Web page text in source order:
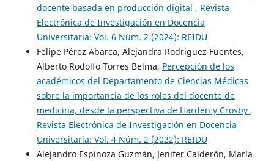
docente basada en producción digital , Revista
Electrónica de Investigación en Docencia
Universitaria: Vol. 6 Núm. 2 (2024): REIDU
Felipe Pérez Abarca, Alejandra Rodriguez Fuentes,
Alberto Rodolfo Torres Belma, Percepción de los
académicos del Departamento de Ciencias Médicas
sobre la importancia de los roles del docente de
medicina, desde la perspectiva de Harden y Crosby ,
Revista Electrónica de Investigación en Docencia
Universitaria: Vol. 4 Núm. 2 (2022): REIDU
Alejandro Espinoza Guzmán, Jenifer Calderón, María